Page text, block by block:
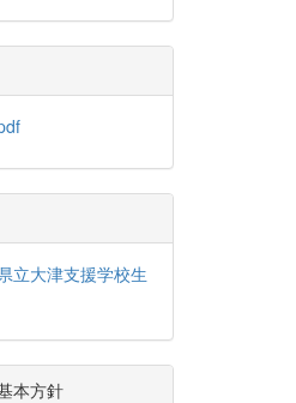
立大津支援学校生
本方針